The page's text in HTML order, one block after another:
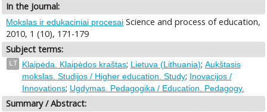
In the Journal:
Mokslas ir edukaciniai procesai Science and process of education,
2010, 1 (10), 171-179
Subject terms:
LT Klaipėda. Klaipėdos kraštas; Lietuva (Lithuania); Aukštasis
mokslas. Studijos / Higher education. Study; Inovacijos /
Innovations; Ugdymas. Pedagogika / Education. Pedagogy.
Summary / Abstract: